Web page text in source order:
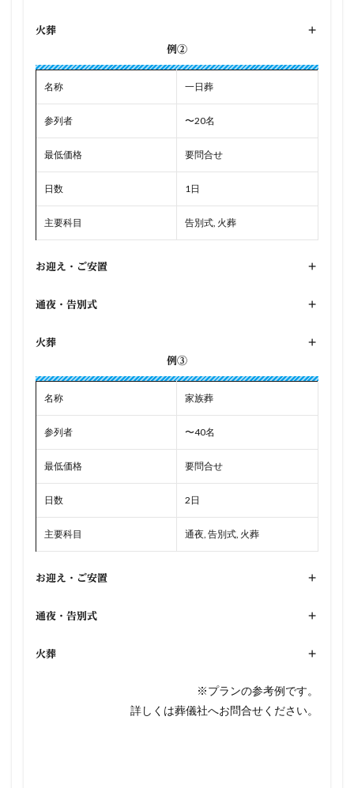
火葬
+
例②
名称 一日葬
参列者 〜20名
最低価格 要問合せ
日数 1日
主要科目 告別式, 火葬
お迎え・ご安置 +
通夜・告別式 +
火葬
+
例③
名称 家族葬
参列者 〜40名
最低価格 要問合せ
日数 2日
主要科目 通夜, 告別式, 火葬
お迎え・ご安置 +
通夜・告別式 +
火葬 +
※プランの参考例です。
詳しくは葬儀社へお問合せください。